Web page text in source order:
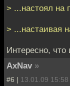
> ...настоял на
> ...настаивая
Интересно, что
AxNav »
#6 | 13.01.09 15:58